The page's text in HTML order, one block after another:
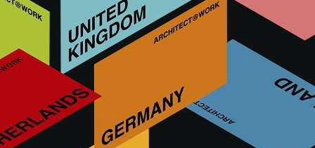
SERRAMENTI PER INTERNI